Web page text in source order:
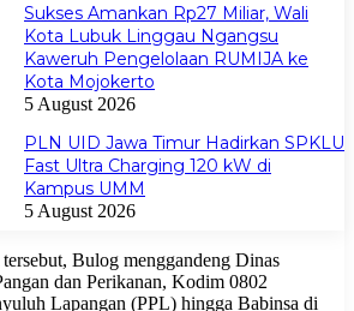
Sukses Amankan Rp27 Miliar, Wali
Kota Lubuk Linggau Ngangsu
Kaweruh Pengelolaan RUMIJA ke
Kota Mojokerto
5 August 2026
PLN UID Jawa Timur Hadirkan SPKLU
Fast Ultra Charging 120 kW di
Kampus UMM
5 August 2026
Bulog menggandeng Dinas
dan Perikanan, Kodim 0802
Lapangan (PPL) hingga Babinsa di